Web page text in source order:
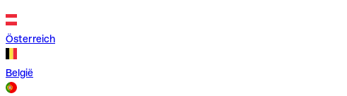
Österreich
België